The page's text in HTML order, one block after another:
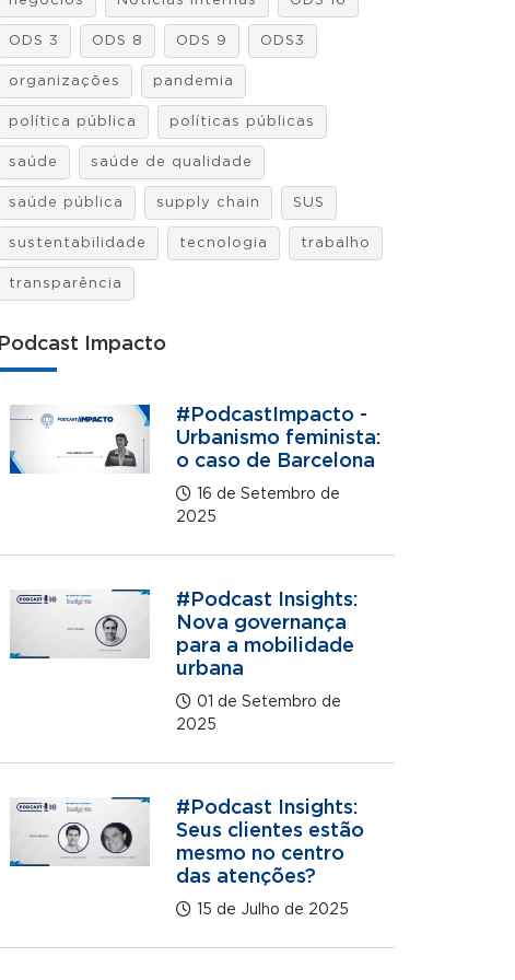
ODS 3 ODS 8 ODS 9 ODS3
organizações pandemia
política pública políticas públicas
saúde saúde de qualidade
saúde pública supply chain SUS
sustentabilidade tecnologia trabalho
transparência
Podcast Impacto
#PodcastImpacto -
Urbanismo feminista:
o caso de Barcelona
16 de Setembro de
2025
#Podcast Insights:
Nova governança
para a mobilidade
urbana
01 de Setembro de
2025
#Podcast Insights:
Seus clientes estão
mesmo no centro
das atenções?
15 de Julho de 2025